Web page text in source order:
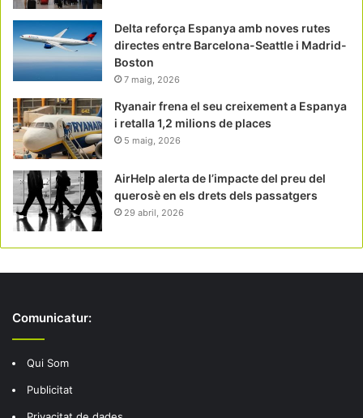
Delta reforça Espanya amb noves rutes
directes entre Barcelona-Seattle i Madrid-
Boston
7 maig, 2026
Ryanair frena el seu creixement a Espanya
i retalla 1,2 milions de places
5 maig, 2026
AirHelp alerta de l’impacte del preu del
querosè en els drets dels passatgers
29 abril, 2026
Comunicatur:
Qui Som
Publicitat